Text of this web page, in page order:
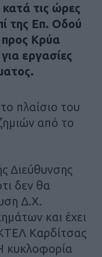
τις ώρες
της Επ. Οδού
προς Κρύα
εργασίες
πλαίσιο του
από το
Διεύθυνσης
δεν θα
Δ.Χ.
και έχει
Καρδίτσας
κυκλοφορία